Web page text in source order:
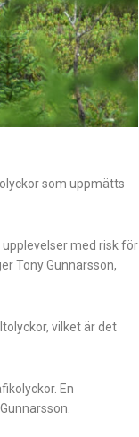
som uppmätts
med risk för
Tony Gunnarsson,
vilket är det
En